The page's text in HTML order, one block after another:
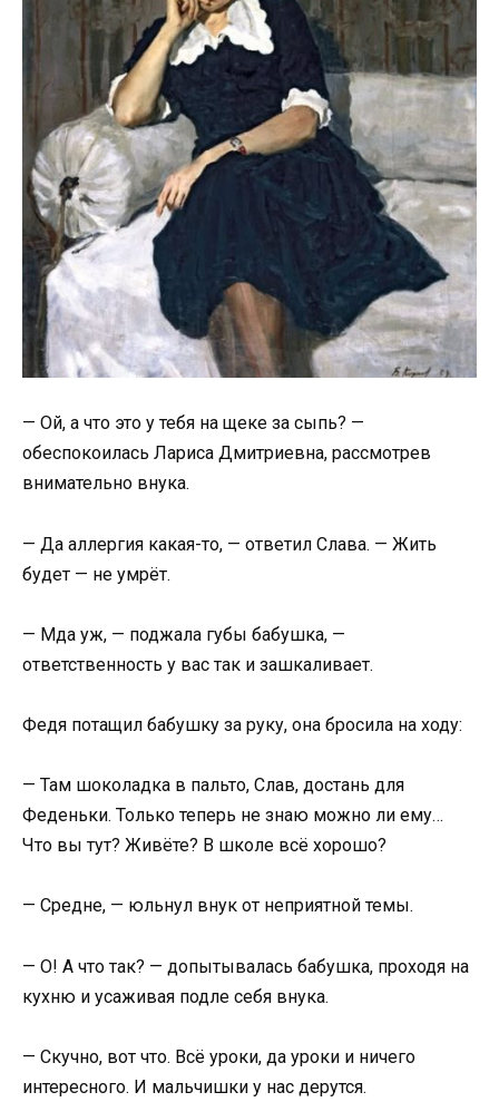
— Ой, а что это у тебя на щеке за сыпь? —
обеспокоилась Лариса Дмитриевна, рассмотрев
внимательно внука.
— Да аллергия какая-то, — ответил Слава. — Жить
будет — не умрёт.
— Мда уж, — поджала губы бабушка, —
ответственность у вас так и зашкаливает.
Федя потащил бабушку за руку, она бросила на ходу:
— Там шоколадка в пальто, Слав, достань для
Феденьки. Только теперь не знаю можно ли ему…
Что вы тут? Живёте? В школе всё хорошо?
— Средне, — юльнул внук от неприятной темы.
— О! А что так? — допытывалась бабушка, проходя на
кухню и усаживая подле себя внука.
— Скучно, вот что. Всё уроки, да уроки и ничего
интересного. И мальчишки у нас дерутся.